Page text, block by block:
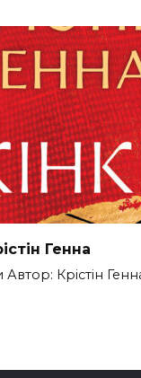
Генна
Крістін